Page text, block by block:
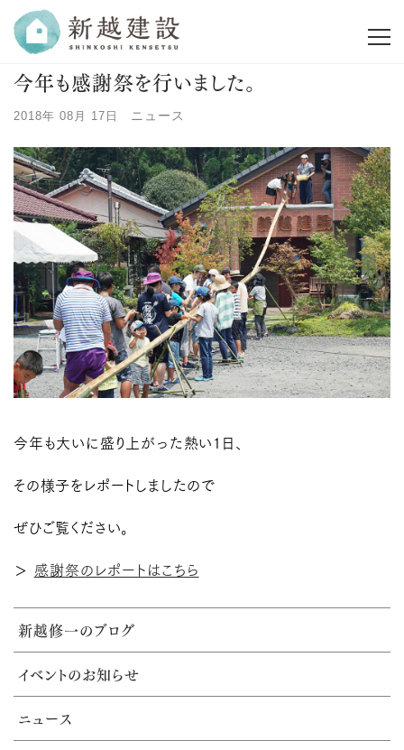
今年も感謝祭を行いました。
2018年 08月 17日 ニュース
今年も大いに盛り上がった熱い1日、
その様子をレポートしましたので
ぜひご覧ください。
＞ 感謝祭のレポートはこちら
新越修一のブログ
イベントのお知らせ
ニュース